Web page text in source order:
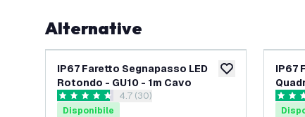
Alternative
aggiungi alla lista
IP67 Faretto Segnapasso LED
Rotondo - GU10 - 1m Cavo
apri il cassetto delle recensioni
4.7 stelle di valutazione
4.7 (30)
Disponibile
IP67
4.7